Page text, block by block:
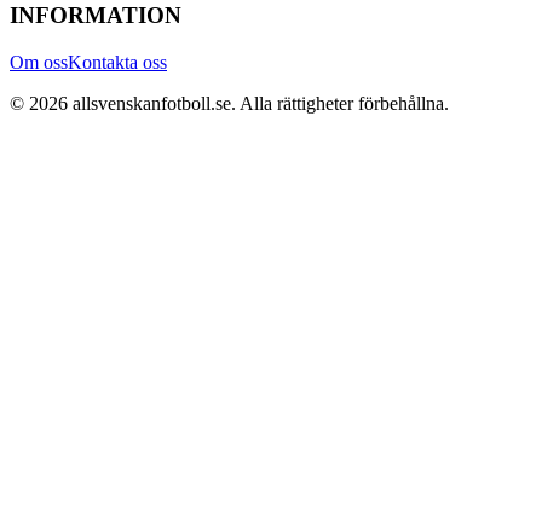
INFORMATION
Om ossKontakta oss
© 2026 allsvenskanfotboll.se. Alla rättigheter förbehållna.